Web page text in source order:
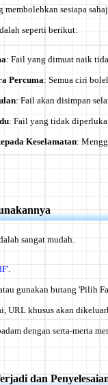
membolehkan sesiapa
seperti berikut:
: Fail yang dimuat naik
Percuma: Semua ciri
: Fail akan disimpan
: Fail yang tidak
Keselamatan:
sangat mudah.
.
gunakan butang 'Pilih
URL khusus akan
dengan serta-merta
dan